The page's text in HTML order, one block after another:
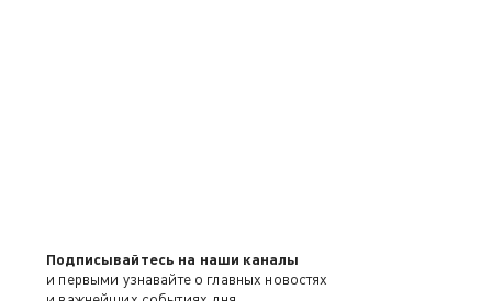
Подписывайтесь на наши каналы
и первыми узнавайте о главных новостях